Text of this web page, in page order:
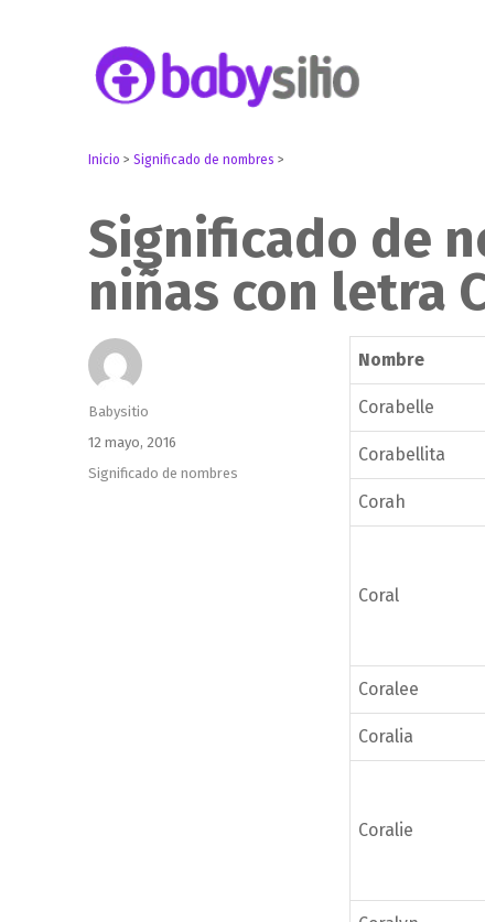
Inicio >Significado de nombres >
Significado de
niñas con letra
Nombre
Corabelle
Corabellita
Corah
Coral
Coralee
Coralia
Coralie
Autor
Babysitio
Publicado
el
12 mayo, 2016
Categorías
Significado de nombres